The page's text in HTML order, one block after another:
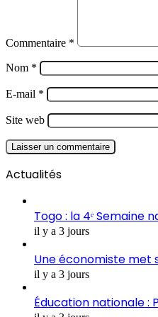
Commentaire *
Nom *
E-mail *
Site web
Actualités
Togo : la 4ᵉ
il y a 3 jours
Une économiste met
il y a 3 jours
Éducation nationale :